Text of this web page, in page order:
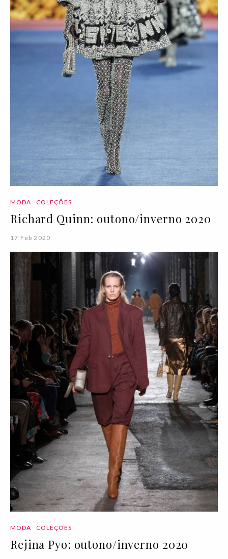
MODA COLEÇÕES
Richard Quinn: outono/inverno 2020
17 Feb 2020
MODA COLEÇÕES
Rejina Pyo: outono/inverno 2020